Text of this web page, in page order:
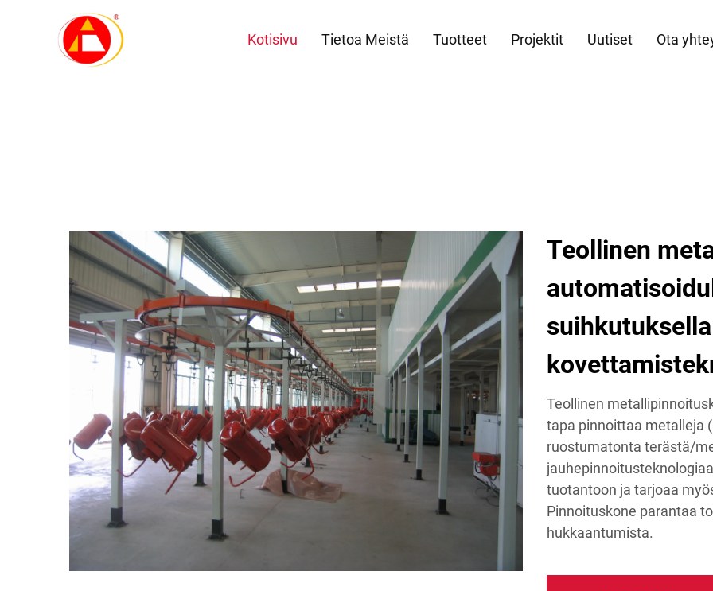
Kotisivu Tietoa Meistä Tuotteet Projektit Uutiset Ota
Teollinen
Teollinen
tapa pinnoittaa metalleja
ruostumatonta terästä/
tuotantoon ja tarjoaa
Pinnoituskone parantaa
hukkaantumista.